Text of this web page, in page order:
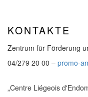
KONTAKTE
Zentrum für Förderung
04/279 20 00 – promo-
„Centre Liégeois